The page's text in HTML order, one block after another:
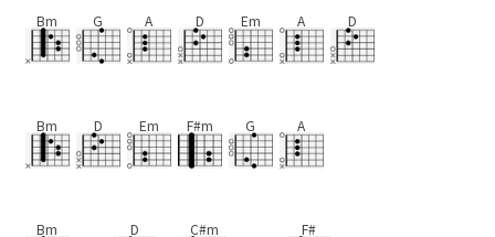
Bm G A D Em A D
Bm D Em F#m G A
Bm D C#m F#